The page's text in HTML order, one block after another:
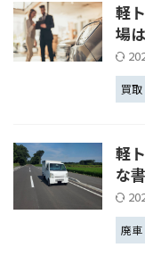
軽
場
買
軽
な
廃車